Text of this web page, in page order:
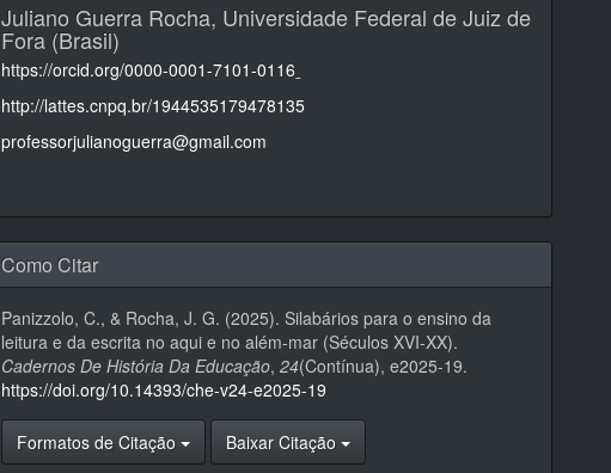
Juliano Guerra Rocha, Universidade Federal de Juiz de
Fora (Brasil)
https://orcid.org/0000-0001-7101-0116
http://lattes.cnpq.br/1944535179478135
professorjulianoguerra@gmail.com
Como Citar
Panizzolo, C., & Rocha, J. G. (2025). Silabários para o ensino da
leitura e da escrita no aqui e no além-mar (Séculos XVI-XX).
Cadernos De História Da Educação,24(Contínua), e2025-19.
https://doi.org/10.14393/che-v24-e2025-19
Formatos de Citação Baixar Citação